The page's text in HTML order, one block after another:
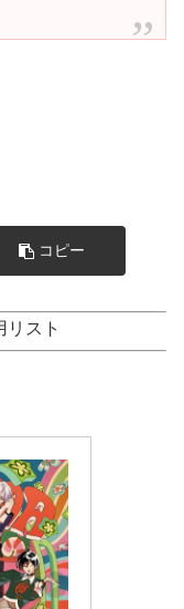
コピー
リスト